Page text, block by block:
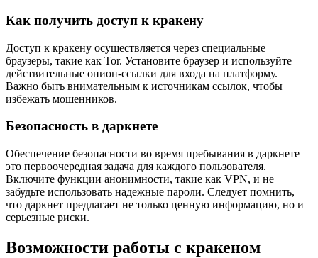
Как получить доступ к кракену
Доступ к кракену осуществляется через специальные
браузеры, такие как Tor. Установите браузер и используйте
действительные онион-ссылки для входа на платформу.
Важно быть внимательным к источникам ссылок, чтобы
избежать мошенников.
Безопасность в даркнете
Обеспечение безопасности во время пребывания в даркнете –
это первоочередная задача для каждого пользователя.
Включите функции анонимности, такие как VPN, и не
забудьте использовать надежные пароли. Следует помнить,
что даркнет предлагает не только ценную информацию, но и
серьезные риски.
Возможности работы с кракеном